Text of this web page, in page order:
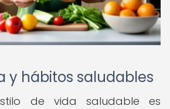
y hábitos saludables
de vida saludable es